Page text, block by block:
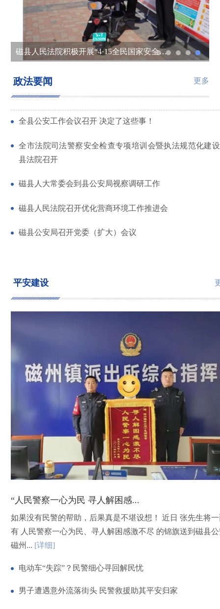
磁县人民法院积极开展“4·15全民国家安全教育日”宣传活动
更多
政法要闻
全县公安工作会议召开 决定了这些事！
全市法院司法警察安全检查专项培训会暨执法规范化建
县法院召开
磁县人大常委会到县公安局视察调研工作
磁县人民法院召开优化营商环境工作推进会
磁县公安局召开党委（扩大）会议
平安建设
“人民警察一心为民 寻人解困感...
如果没有民警的帮助，后果真是不堪设想！ 近日 张先生将
有 人民警察一心为民、寻人解困感激不尽 的锦旗送到磁县
磁州... [详细]
电动车“失踪”？民警细心寻回解民忧
男子遭遇意外流落街头 民警救援助其平安归家